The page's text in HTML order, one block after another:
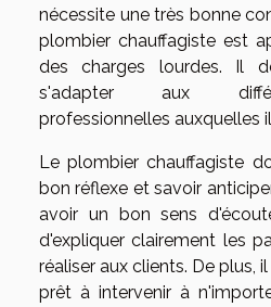
nécessite une très bonne
plombier chauffagiste est
des charges lourdes. Il
s'adapter aux
professionnelles auxquelles
Le plombier chauffagiste
bon réflexe et savoir
avoir un bon sens
d'expliquer clairement les
réaliser aux clients. De plus,
prêt à intervenir à